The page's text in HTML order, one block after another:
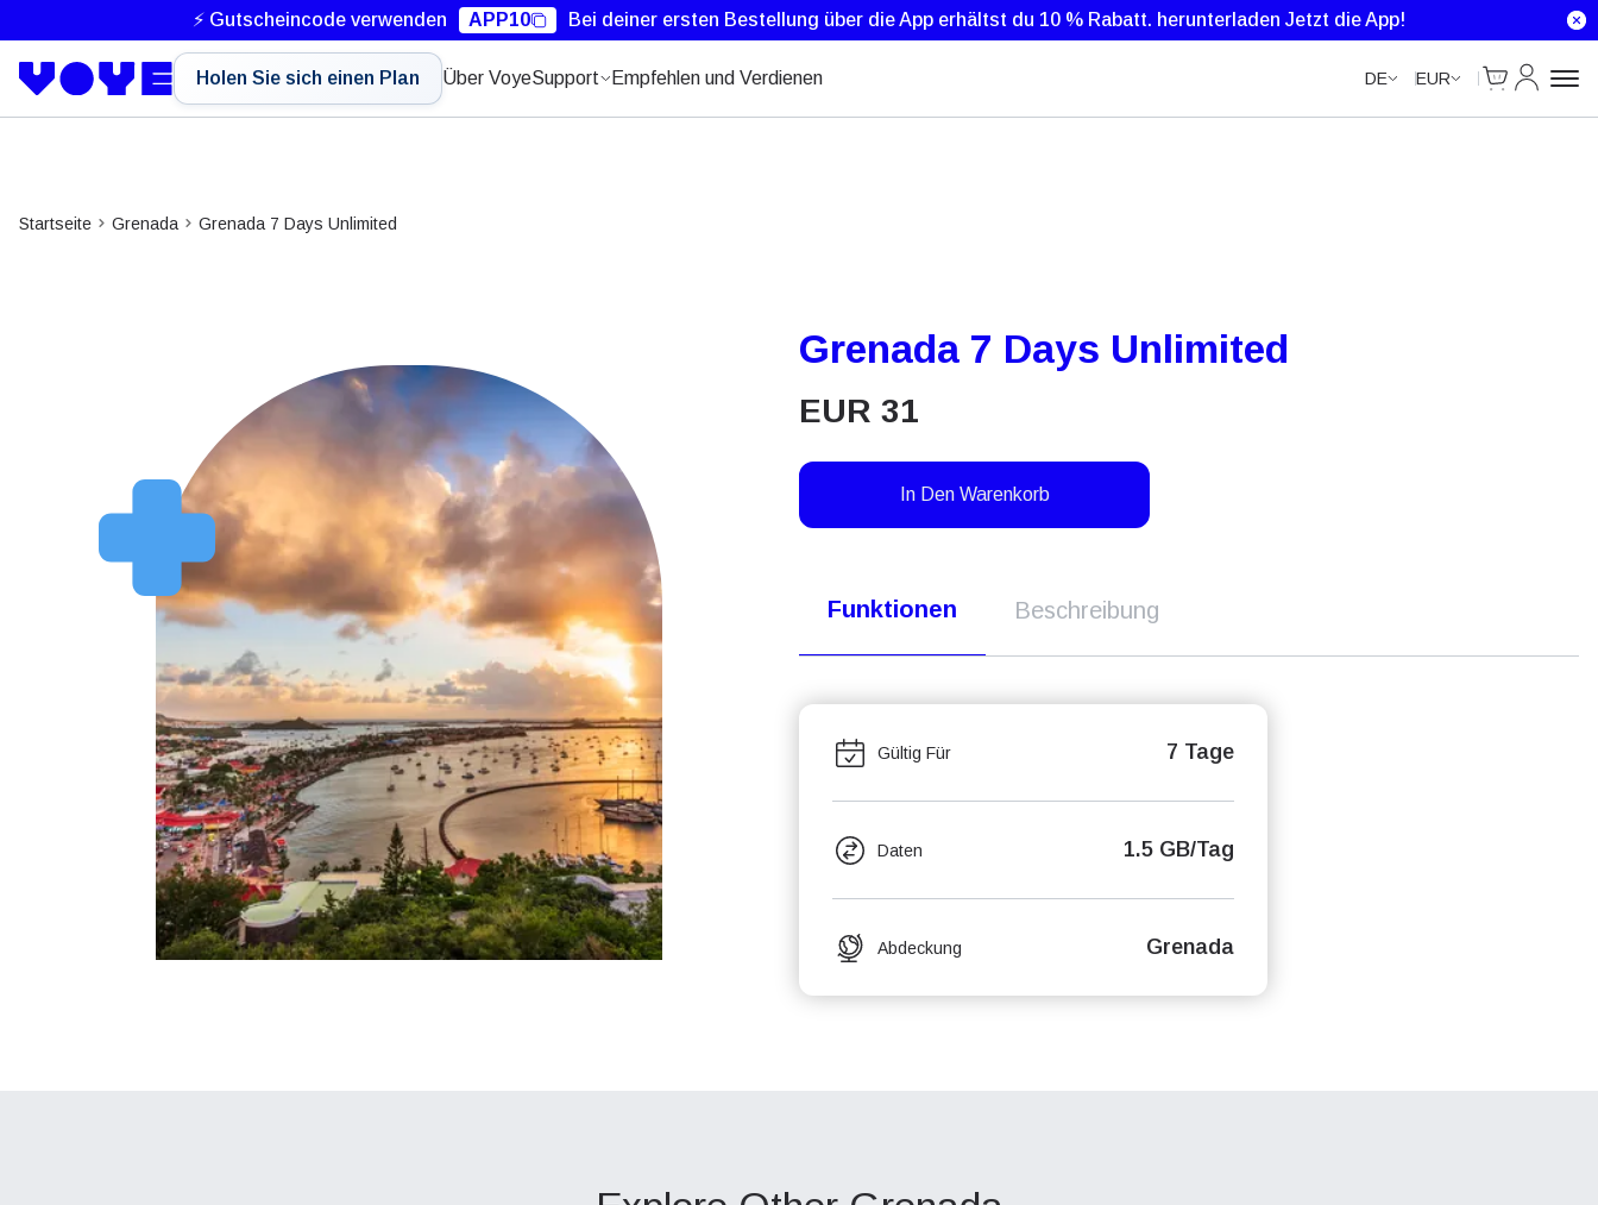
⚡ Gutscheincode verwenden APP10 Bei deiner ersten Bestellung über die App erhältst du 10 % Rabatt. herunterladen Jetzt die App!
Holen Sie sich einen Plan Über VoyeSupport Empfehlen und Verdienen DE EUR
Cart
Mein
Startseite Grenada Grenada 7 Days Unlimited
Grenada 7 Days Unlimited
EUR 31
In Den Warenkorb
Funktionen Beschreibung
Gültig Für 7 Tage
Daten 1.5 GB/Tag
Abdeckung Grenada